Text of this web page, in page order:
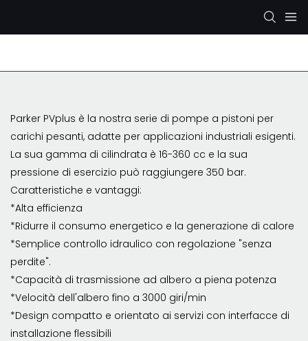
Parker PVplus è la nostra serie di pompe a pistoni per
carichi pesanti, adatte per applicazioni industriali esigenti.
La sua gamma di cilindrata è 16-360 cc e la sua
pressione di esercizio può raggiungere 350 bar.
Caratteristiche e vantaggi:
*Alta efficienza
*Ridurre il consumo energetico e la generazione di calore
*Semplice controllo idraulico con regolazione "senza
perdite".
*Capacità di trasmissione ad albero a piena potenza
*Velocità dell'albero fino a 3000 giri/min
*Design compatto e orientato ai servizi con interfacce di
installazione flessibili